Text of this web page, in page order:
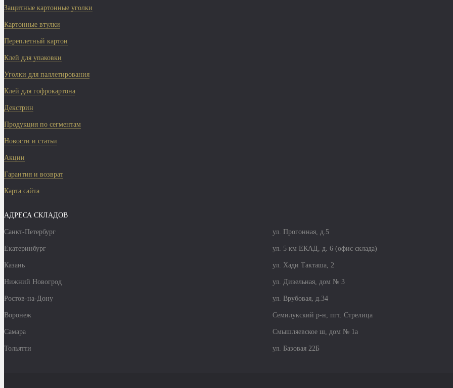
Защитные картонные уголки
Картонные втулки
Переплетный картон
Клей для упаковки
Уголки для паллетирования
Клей для гофрокартона
Декстрин
Продукция по сегментам
Новости и статьи
Акции
Гарантия и возврат
Карта сайта
АДРЕСА СКЛАДОВ
Санкт-Петербург ул. Прогонная, д.5
Екатеринбург ул. 5 км ЕКАД, д. 6 (офис склада)
Казань ул. Хади Такташа, 2
Нижний Новогрод ул. Дизельная, дом № 3
Ростов-на-Дону ул. Врубовая, д.34
Воронеж Семилукский р-н, пгт. Стрелица
Самара Смышляевское ш, дом № 1а
Тольятти ул. Базовая 22Б